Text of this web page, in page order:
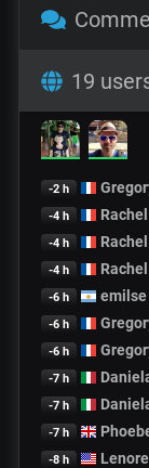
19
-2 h
-4 h Rachel
-4 h Rachel
-4 h
-6 h
-6 h
-6 h
-7 h
-7 h
-7 h
-8 h